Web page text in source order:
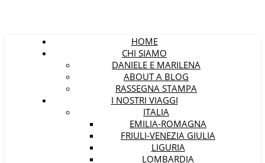
HOME
CHI SIAMO
DANIELE E MARILENA
ABOUT A BLOG
RASSEGNA STAMPA
I NOSTRI VIAGGI
ITALIA
EMILIA-ROMAGNA
FRIULI-VENEZIA GIULIA
LIGURIA
LOMBARDIA